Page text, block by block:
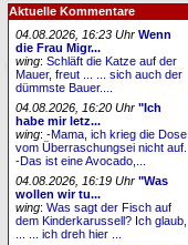
Aktuelle Kommentare
04.08.2026, 16:23 Uhr Wenn
die Frau Migr...
wing:Schläft die Katze auf der
Mauer, freut ... ... sich auch der
dümmste Bauer....
04.08.2026, 16:20 Uhr "Ich
habe mir letz...
wing:-Mama, ich krieg die Dose
vom Überraschungsei nicht auf.
-Das ist eine Avocado,...
04.08.2026, 16:19 Uhr "Was
wollen wir tu...
wing:Was sagt der Fisch auf
dem Kinderkarussell? Ich glaub,
... ... ich dreh hier ...